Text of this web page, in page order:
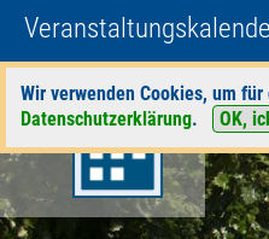
Wir verwenden Cookies, um
Datenschutzerklärung. OK,